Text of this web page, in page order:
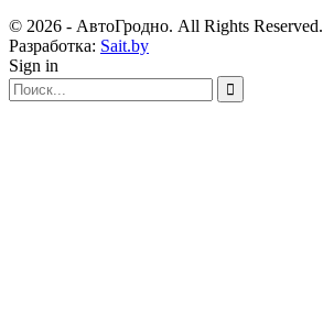
© 2026 - АвтоГродно. All Rights Reserved.
Разработка: Sait.by
Sign in